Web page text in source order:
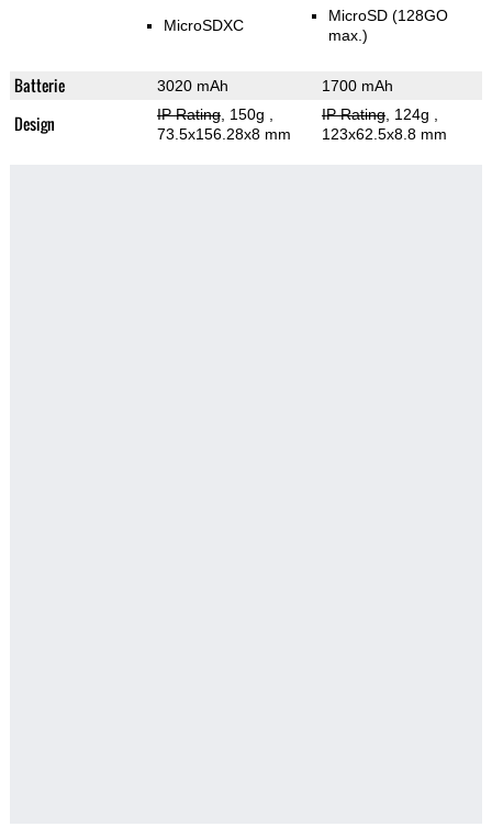
MicroSDXC
MicroSD (128GO
max.)
Batterie 3020 mAh 1700 mAh
Design IP Rating, 150g
73.5x156.28x8 mm
IP Rating, 124g
123x62.5x8.8 mm